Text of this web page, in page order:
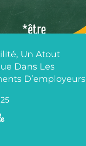
Un Atout
Dans Les
D’employeurs